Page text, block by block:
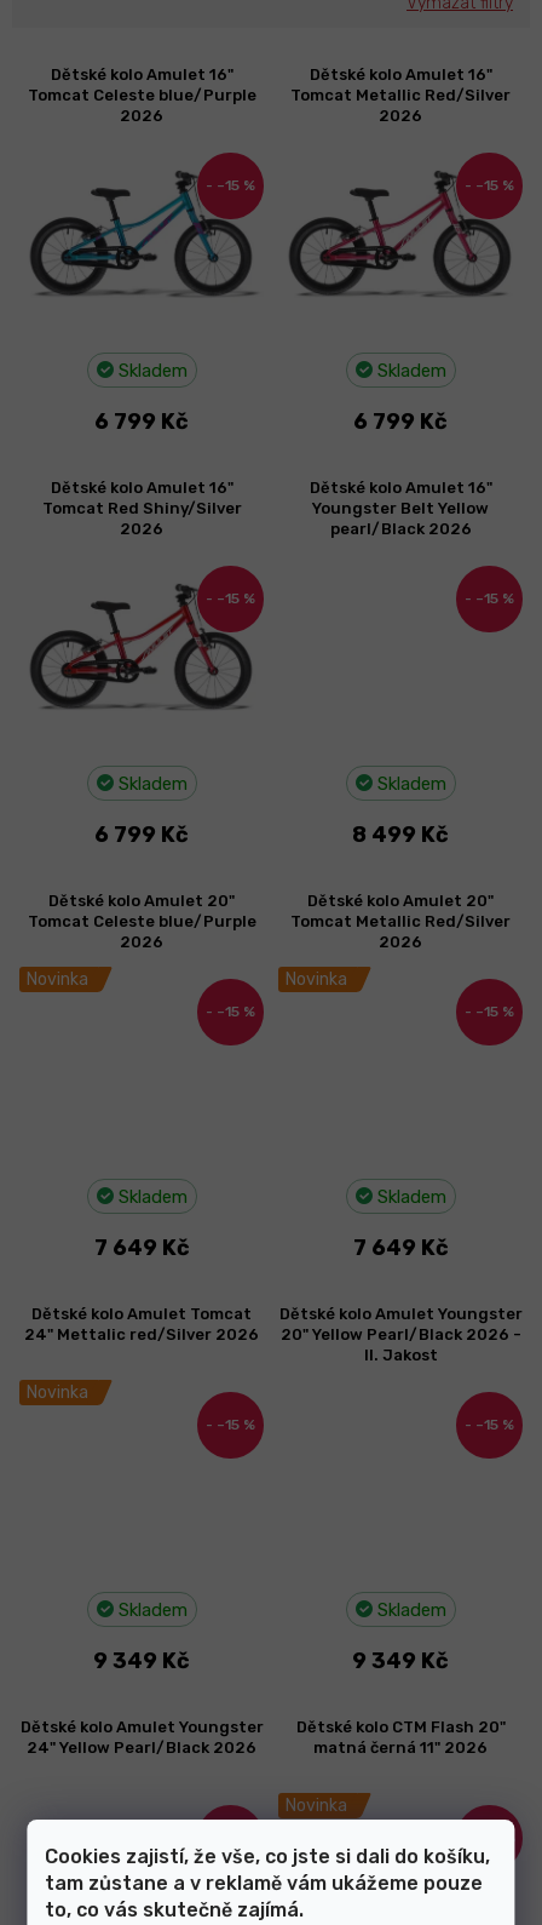
Cookies zajistí, že vše, co jste si dali do košíku,
tam zůstane a v reklamě vám ukážeme pouze
to, co vás skutečně zajímá.
–15 %
Dětské kolo Amulet 16"
Tomcat Celeste blue/Purple
2026
Skladem
6 799 Kč
–15 %
Dětské kolo Amulet 16"
Tomcat Metallic Red/Silver
2026
Skladem
6 799 Kč
–15 %
Dětské kolo Amulet 16"
Tomcat Red Shiny/Silver
2026
Skladem
6 799 Kč
–15 %
Dětské kolo Amulet 16"
Youngster Belt Yellow
pearl/Black 2026
Skladem
8 499 Kč
Novinka
–15 %
Dětské kolo Amulet 20"
Tomcat Celeste blue/Purple
2026
Skladem
7 649 Kč
Novinka
–15 %
Dětské kolo Amulet 20"
Tomcat Metallic Red/Silver
2026
Skladem
7 649 Kč
Novinka
–15 %
Dětské kolo Amulet Tomcat
24" Mettalic red/Silver 2026
Skladem
9 349 Kč
–15 %
Dětské kolo Amulet Youngster
20" Yellow Pearl/Black 2026 -
II. Jakost
Skladem
9 349 Kč
Dětské kolo Amulet Youngster
24" Yellow Pearl/Black 2026
Novinka
Dětské kolo CTM Flash 20"
matná černá 11" 2026